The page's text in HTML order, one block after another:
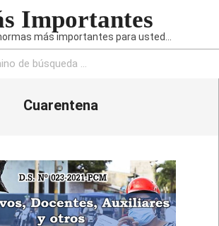
Importantes
más importantes para usted...
Cuarentena